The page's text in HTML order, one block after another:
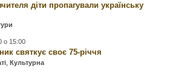
діти пропагували українську
о 15:00
святкує своє 75-річчя
,Культурна